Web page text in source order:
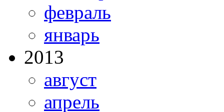
февраль
январь
2013
август
апрель